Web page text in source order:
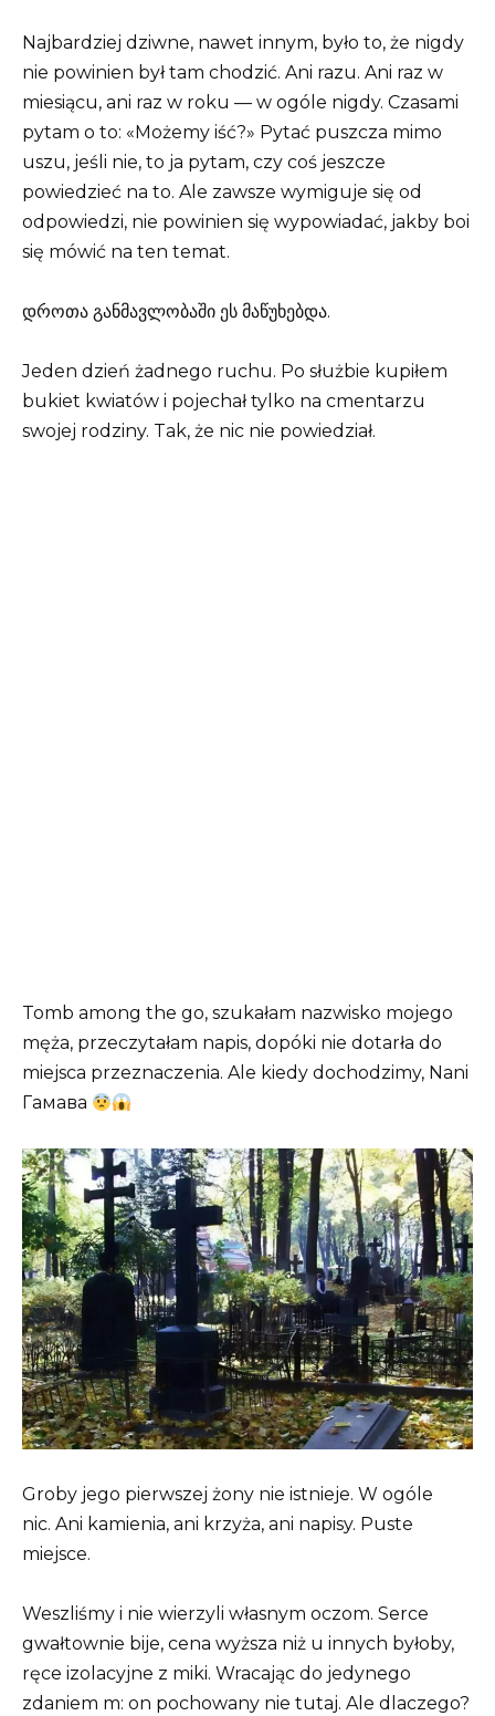
Najbardziej dziwne, nawet innym, było to, że nigdy
nie powinien był tam chodzić. Ani razu. Ani raz w
miesiącu, ani raz w roku — w ogóle nigdy. Czasami
pytam o to: «Możemy iść?» Pytać puszcza mimo
uszu, jeśli nie, to ja pytam, czy coś jeszcze
powiedzieć na to. Ale zawsze wymiguje się od
odpowiedzi, nie powinien się wypowiadać, jakby boi
się mówić na ten temat.
დროთა განმავლობაში ეს მაწუხებდა.
Jeden dzień żadnego ruchu. Po służbie kupiłem
bukiet kwiatów i pojechał tylko na cmentarzu
swojej rodziny. Tak, że nic nie powiedział.
Tomb among the go, szukałam nazwisko mojego
męża, przeczytałam napis, dopóki nie dotarła do
miejsca przeznaczenia. Ale kiedy dochodzimy, Nani
Гамава
Groby jego pierwszej żony nie istnieje. W ogóle
nic. Ani kamienia, ani krzyża, ani napisy. Puste
miejsce.
Weszliśmy i nie wierzyli własnym oczom. Serce
gwałtownie bije, cena wyższa niż u innych byłoby,
ręce izolacyjne z miki. Wracając do jedynego
zdaniem m: on pochowany nie tutaj. Ale dlaczego?